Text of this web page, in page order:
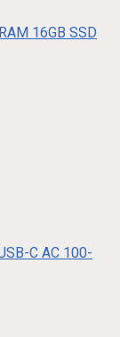
16GB SSD
C AC 100-